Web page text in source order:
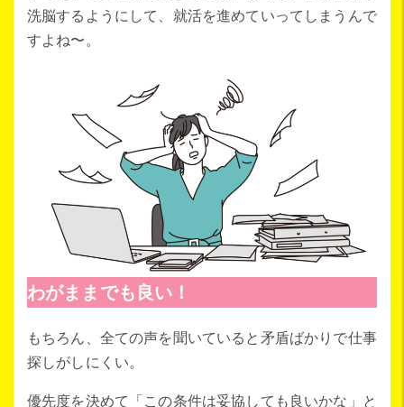
洗脳するようにして、就活を進めていってしまうんで
すよね〜。
わがままでも良い！
もちろん、全ての声を聞いていると矛盾ばかりで仕事
探しがしにくい。
優先度を決めて「この条件は妥協しても良いかな」と